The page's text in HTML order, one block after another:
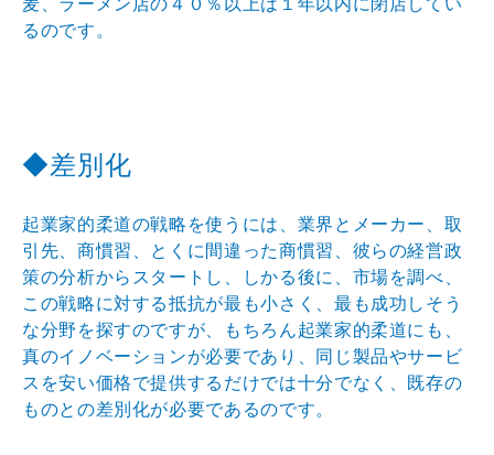
るのです。
◆差別化
起業家的柔道の戦略を使うには、業界とメーカー、取
引先、商慣習、とくに間違った商慣習、彼らの経営政
策の分析からスタートし、しかる後に、市場を調べ、
この戦略に対する抵抗が最も小さく、最も成功しそう
な分野を探すのですが、もちろん起業家的柔道にも、
真のイノベーションが必要であり、同じ製品やサービ
スを安い価格で提供するだけでは十分でなく、既存の
ものとの差別化が必要であるのです。